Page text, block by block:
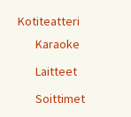
Kotiteatteri
Karaoke
Laitteet
Soittimet